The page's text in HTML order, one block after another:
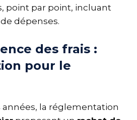
point par point, incluant
dépenses.
des frais :
pour le
la réglementation